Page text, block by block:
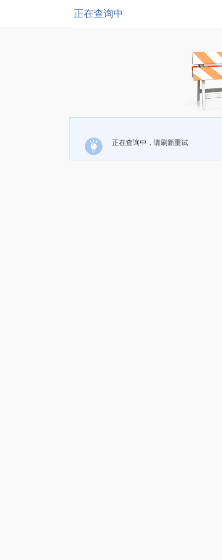
正在查询中
正在查询中，请刷新重试